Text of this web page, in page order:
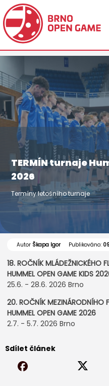
TERMÍN turnaje
2026
Termíny letošního turnaje
Sdílet článek
Autor Škapa Igor Publikováno:
18. ROČNÍK MLÁDEŽNICKÉHO
HUMMEL OPEN GAME KIDS
25.6. - 28.6. 2026 Brno
20. ROČNÍK MEZINÁRODNÍHO
HUMMEL OPEN GAME 2026
2.7. - 5.7. 2026 Brno